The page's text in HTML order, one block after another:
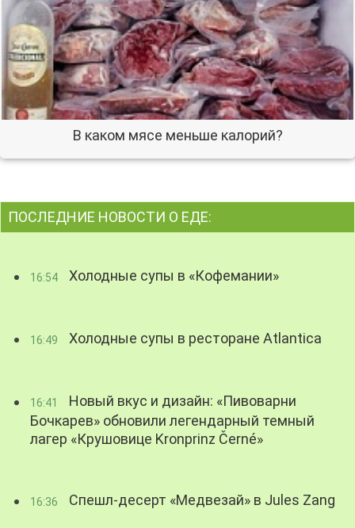
В каком мясе меньше калорий?
ПОСЛЕДНИЕ НОВОСТИ О ЕДЕ:
16:54 Холодные супы в «Кофемании»
16:49 Холодные супы в ресторане Atlantica
16:41
Новый вкус и дизайн: «Пивоварни
Бочкарев» обновили легендарный темный
лагер «Крушовице Kronprinz Černé»
16:36 Спешл-десерт «Медвезай» в Jules Zang